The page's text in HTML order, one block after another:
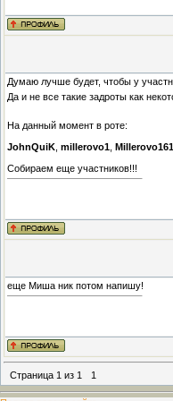
Думаю лучше будет, чтобы у
Да и не все такие задроты как
На данный момент в роте:
JohnQuiK millerovo1
Собираем еще участников!!!
еще Миша ник потом напишу!
Страница 1 из 1 1